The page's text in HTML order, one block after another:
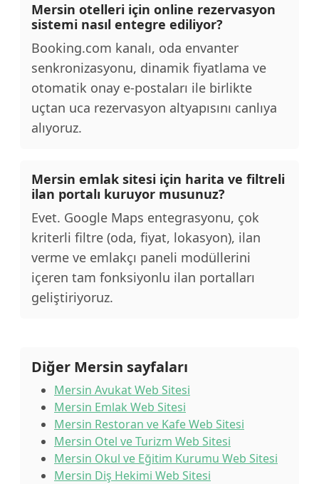
Mersin otelleri için online rezervasyon
sistemi nasıl entegre ediliyor?
Booking.com kanalı, oda envanter
senkronizasyonu, dinamik fiyatlama ve
otomatik onay e-postaları ile birlikte
uçtan uca rezervasyon altyapısını canlıya
alıyoruz.
Mersin emlak sitesi için harita ve filtreli
ilan portalı kuruyor musunuz?
Evet. Google Maps entegrasyonu, çok
kriterli filtre (oda, fiyat, lokasyon), ilan
verme ve emlakçı paneli modüllerini
içeren tam fonksiyonlu ilan portalları
geliştiriyoruz.
Diğer Mersin sayfaları
Mersin Avukat Web Sitesi
Mersin Emlak Web Sitesi
Mersin Restoran ve Kafe Web Sitesi
Mersin Otel ve Turizm Web Sitesi
Mersin Okul ve Eğitim Kurumu Web Sitesi
Mersin Diş Hekimi Web Sitesi